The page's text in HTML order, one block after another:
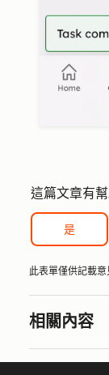
這篇文章有幫
是
此表單僅供記載意
相關內容